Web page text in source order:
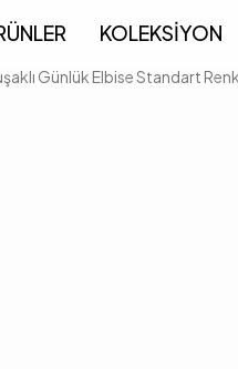
KOLEKSİYON
Günlük Elbise Standart Renk